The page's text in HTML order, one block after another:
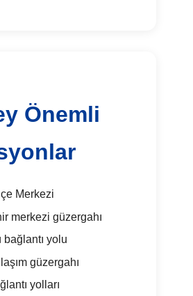
Önemli
Merkezi
merkezi güzergahı
bağlantı yolu
güzergahı
yolları